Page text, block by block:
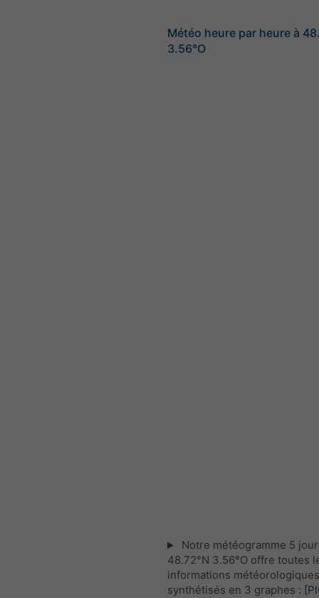
Météo heure par heure à
3.56°O
Notre météogramme 5
48.72°N 3.56°O offre toutes
informations météorologiques
synthétisés en 3 graphes :